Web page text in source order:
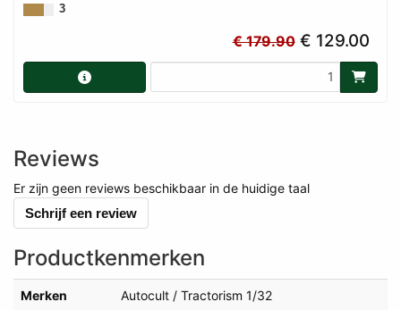
3
€ 179.90€ 129.00
Reviews
Er zijn geen reviews beschikbaar in de huidige taal
Schrijf een review
Productkenmerken
Merken Autocult / Tractorism 1/32